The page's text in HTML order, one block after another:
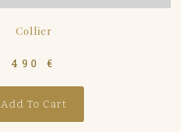
Collier
490€
Add To Cart